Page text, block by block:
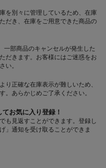
を別々に管理しているため、在庫
だき、在庫をご用意できた商品の
部商品のキャンセルが発生した
だきます。お客様にはご迷惑をお
い。
正確な在庫表示が難しいため、
。あらかじめご了承ください。
てお気に入り登録！
も見返すことができます。登録し
」通知を受け取ることができま